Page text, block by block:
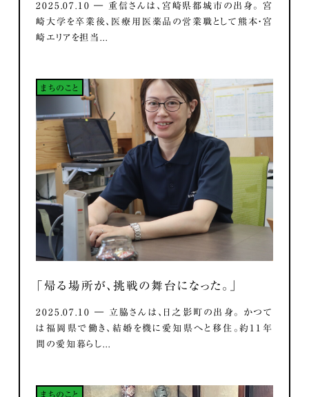
2025.07.10 ― 重信さんは、宮崎県都城市の出身。 宮
崎大学を卒業後、医療用医薬品の営業職として熊本・宮
崎エリアを担当...
まちのこと
「帰る場所が、挑戦の舞台になった。」
2025.07.10 ― 立脇さんは、日之影町の出身。 かつて
は福岡県で働き、結婚を機に愛知県へと移住。約11年
間の愛知暮らし...
まちのこと